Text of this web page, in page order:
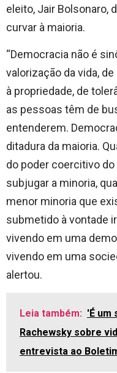
eleito, Jair Bolsonaro,
curvar à maioria.
“Democracia não é
valorização da vida,
à propriedade, de
as pessoas têm de
entenderem.
ditadura da maioria.
do poder coercitivo do
subjugar a minoria,
menor minoria que
submetido à vontade
vivendo em uma
vivendo em uma
alertou.
Leia também: 'É um
Rachewsky sobre
entrevista ao